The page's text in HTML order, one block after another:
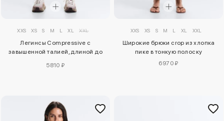
XXS XS S M L XL XXL
Легинсы Compressive с
завышенной талией, длиной до
5810 ₽
XXS XS S M L XL XXL
Широкие брюки crop из хлопка
пике в тонкую полоску
6970 ₽